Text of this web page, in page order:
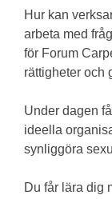
Hur kan
arbeta med
för Forum
rättigheter och
Under dagen
ideella
synliggöra
Du får lära dig